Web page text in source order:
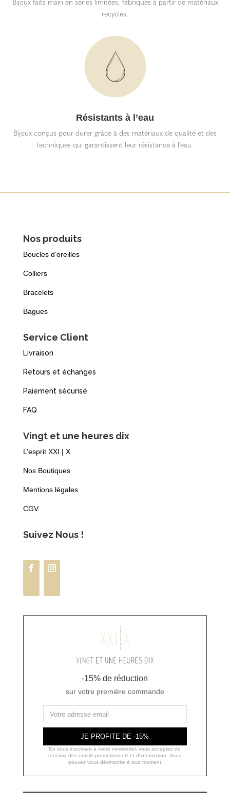
Bijoux faits main en séries limitées, fabriqués à partir de matériaux
recyclés.
Résistants à l’eau
Bijoux conçus pour durer grâce à des matériaux de qualité et des
techniques qui garantissent leur résistance à l’eau.
Nos produits
Boucles d’oreilles
Colliers
Bracelets
Bagues
Service Client
Livraison
Retours et échanges
Paiement sécurisé
FAQ
Vingt et une heures dix
L’esprit XXI | X
Nos Boutiques
Mentions légales
CGV
Suivez Nous !
-15% de réduction
sur votre première commande
JE PROFITE DE -15%
En vous inscrivant à notre newsletter, vous acceptez de
recevoir des emails promotionnels et d'information. Vous
pouvez vous désinscrire à tout moment